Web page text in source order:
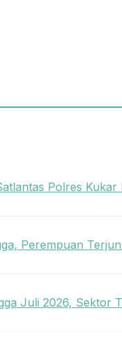
Polres Kukar
Perempuan
Juli 2026, Sektor